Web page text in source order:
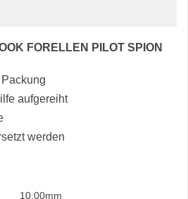
FORELLEN PILOT SPION
aufgereiht
werden
10.00mm